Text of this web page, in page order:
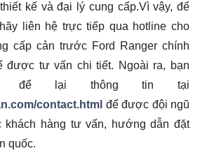
kế và đại lý cung cấp.Vì vậy, để
liên hệ trực tiếp qua hotline cho
cấp cản trước Ford Ranger chính
được tư vấn chi tiết. Ngoài ra, bạn
để lại thông tin tại
contact.html để được đội ngũ
khách hàng tư vấn, hướng dẫn đặt
quốc.